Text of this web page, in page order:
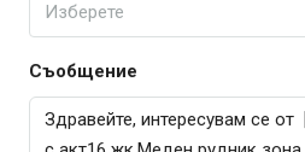
Изберете
Съобщение